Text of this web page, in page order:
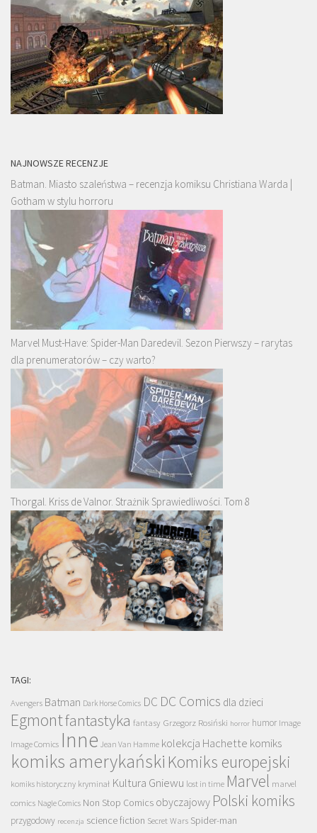
NAJNOWSZE RECENZJE
Batman. Miasto szaleństwa – recenzja komiksu Christiana Warda |
Gotham w stylu horroru
Marvel Must-Have: Spider-Man Daredevil. Sezon Pierwszy – rarytas
dla prenumeratorów – czy warto?
Thorgal. Kriss de Valnor. Strażnik Sprawiedliwości. Tom 8
TAGI:
Avengers Batman Dark Horse Comics DC DC Comics dla dzieci
Egmontfantastyka fantasy Grzegorz Rosiński horror humor Image
Image Comics Inne Jean Van Hamme kolekcja Hachette komiks
komiks amerykański Komiks europejski
komiks historyczny kryminał Kultura Gniewu lost in time Marvel marvel
comics Nagle Comics Non Stop Comics obyczajowy Polski komiks
przygodowy recenzja science fiction Secret Wars Spider-man